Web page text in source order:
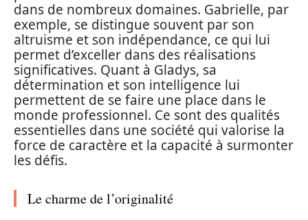
dans de nombreux domaines. Gabrielle, par
exemple, se distingue souvent par son
altruisme et son indépendance, ce qui lui
permet d’exceller dans des réalisations
significatives. Quant à Gladys, sa
détermination et son intelligence lui
permettent de se faire une place dans le
monde professionnel. Ce sont des qualités
essentielles dans une société qui valorise la
force de caractère et la capacité à surmonter
les défis.
Le charme de l’originalité